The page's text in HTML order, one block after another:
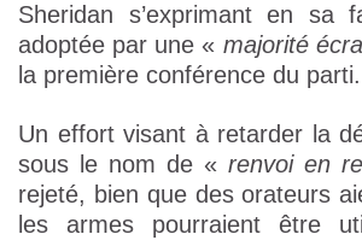
Sheridan s’exprimant en sa
adoptée par une « majorité
la première conférence du parti.
Un effort visant à retarder la
sous le nom de « renvoi en
rejeté, bien que des orateurs
les armes pourraient être